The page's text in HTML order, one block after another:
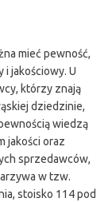
mieć pewność,
jakościowy. U
którzy znają
dziedzinie,
wiedzą
jakości oraz
sprzedawców,
w tzw.
stoisko 114 pod